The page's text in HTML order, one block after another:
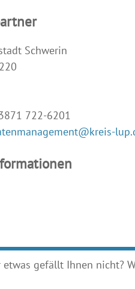
Schwerin
722-6201
gefällt Ihnen